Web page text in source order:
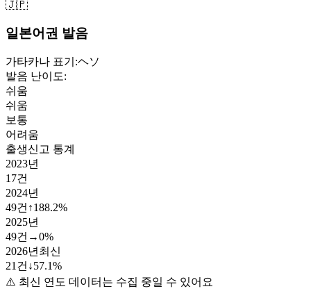
🇯🇵
일본어권 발음
가타카나 표기:ヘソ
발음 난이도:
쉬움
쉬움
보통
어려움
출생신고 통계
2023년
17건
2024년
49건 ↑188.2%
2025년
49건 →0%
2026년 최신
21 건 ↓57.1%
⚠️ 최신 연도 데이터는 수집 중일 수 있어요